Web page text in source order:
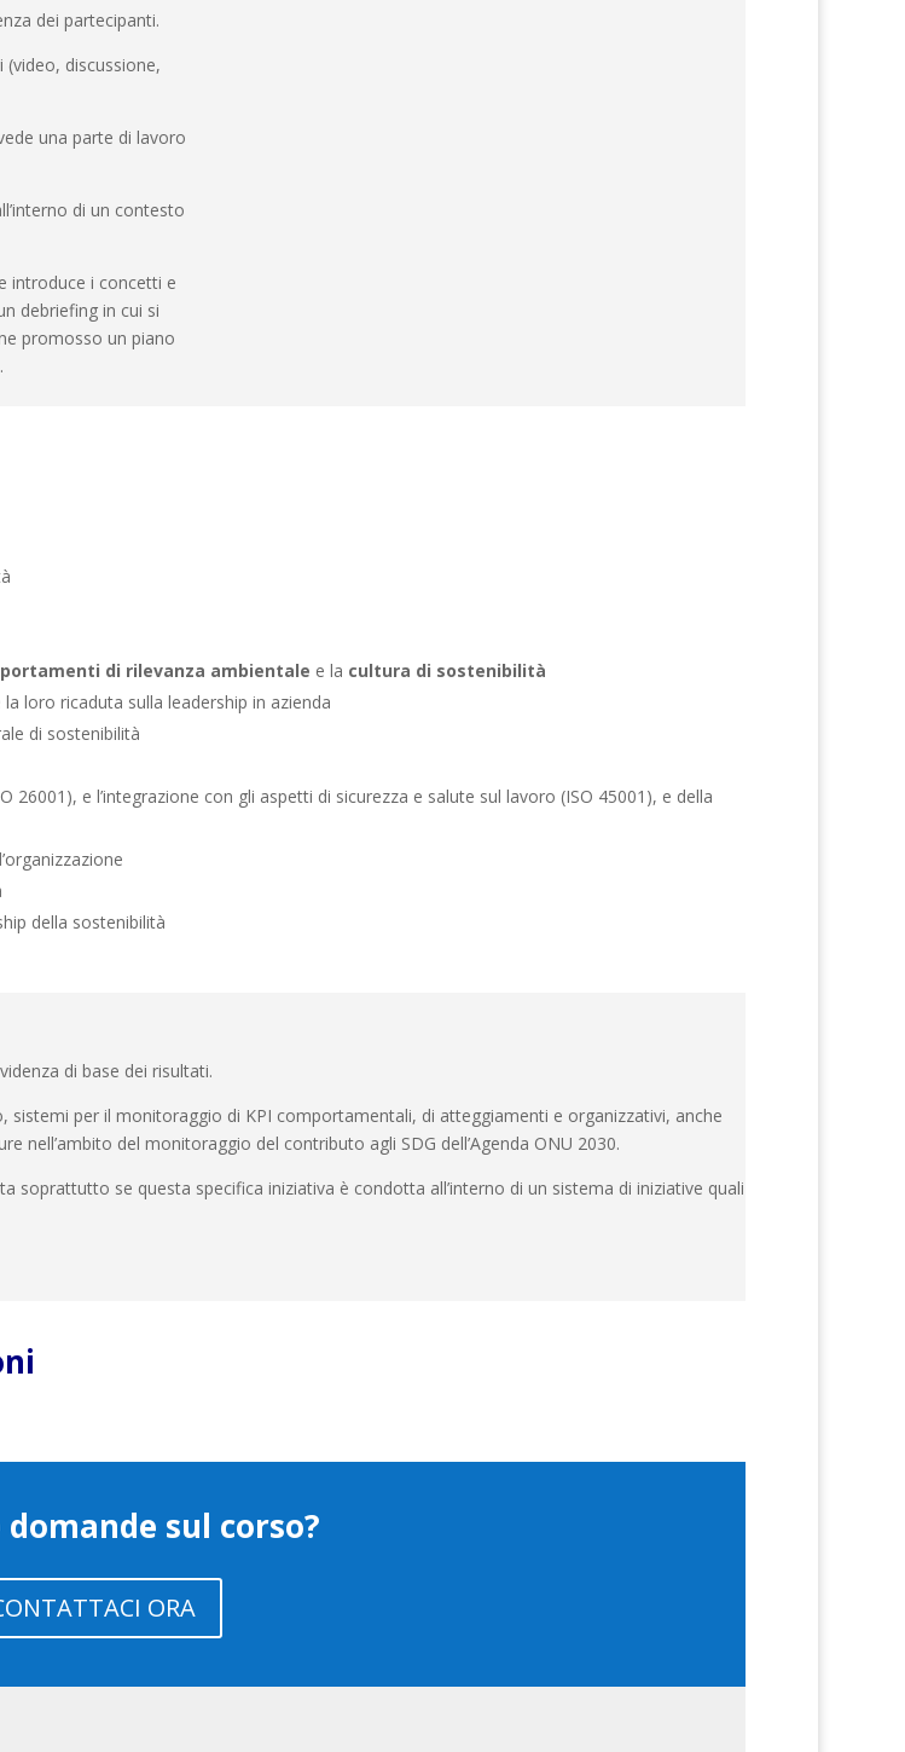
dei partecipanti.
discussione,
una parte di lavoro
di un contesto
introduce i concetti e
debriefing in cui si
promosso un piano
di rilevanza ambientale e la cultura di sostenibilità
loro ricaduta sulla leadership in azienda
di sostenibilità
e l’integrazione con gli aspetti di sicurezza e salute sul lavoro (ISO 45001), e della
della sostenibilità
di base dei risultati.
per il monitoraggio di KPI comportamentali, di atteggiamenti e organizzativi, anche
nell’ambito del monitoraggio del contributo agli SDG dell’Agenda ONU 2030.
soprattutto se questa specifica iniziativa è condotta all’interno di un sistema di iniziative quali
sul corso?
ORA